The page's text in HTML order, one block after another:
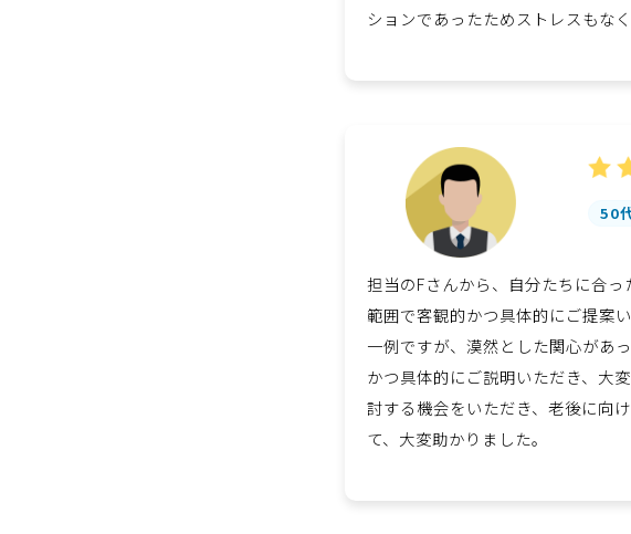
ションであったためストレスもな
50
担当のFさんから、自分たちに合
範囲で客観的かつ具体的にご提案
一例ですが、漠然とした関心があ
かつ具体的にご説明いただき、大
討する機会をいただき、老後に向
て、大変助かりました。